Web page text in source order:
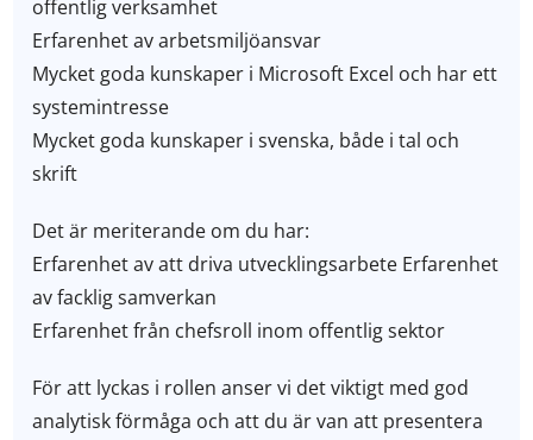
offentlig verksamhet
Erfarenhet av arbetsmiljöansvar
Mycket goda kunskaper i Microsoft Excel och har ett
systemintresse
Mycket goda kunskaper i svenska, både i tal och
skrift
Det är meriterande om du har:
Erfarenhet av att driva utvecklingsarbete Erfarenhet
av facklig samverkan
Erfarenhet från chefsroll inom offentlig sektor
För att lyckas i rollen anser vi det viktigt med god
analytisk förmåga och att du är van att presentera